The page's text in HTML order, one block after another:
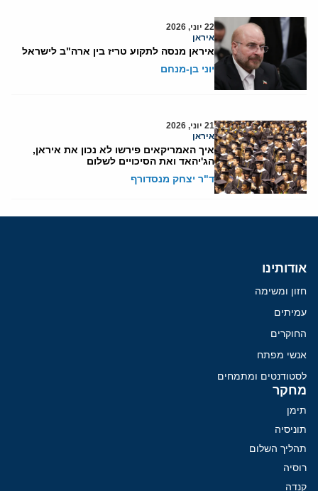
22 יוני, 2026
איראן
איראן מנסה לתקוע טריז בין ארה"ב לישראל
יוני בן-מנחם
21 יוני, 2026
איראן
איך האמריקאים פירשו לא נכון את איראן,
הג'יהאד ואת הסיכויים לשלום
ד"ר יצחק מנסדורף
אודותינו
חזון ומשימה
עמיתים
החוקרים
אנשי מפתח
לסטודנטים ומתמחים
מחקר
תימן
תוניסיה
תהליך השלום
רוסיה
קנדה